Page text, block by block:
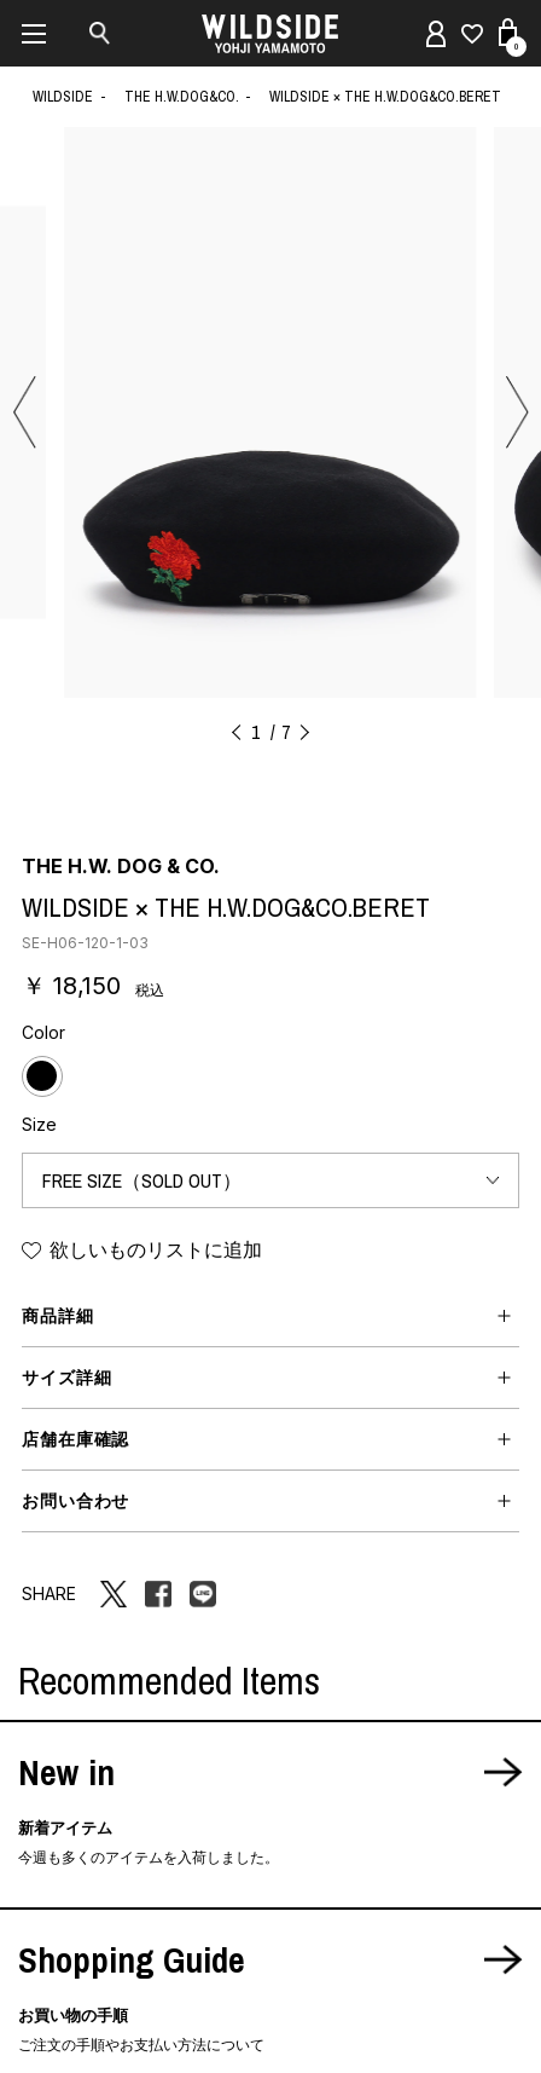
0
WILDSIDE THE H.W.DOG&CO. WILDSIDE × THE H.W.DOG&CO.BERET
1 7
THE H.W. DOG & CO.
WILDSIDE × THE H.W.DOG&CO.BERET
SE-H06-120-1-03
￥ 18,150 税込
Color
Size
欲しいものリストに追加
商品詳細
サイズ詳細
店舗在庫確認
お問い合わせ
SHARE
Recommended Items
New in
新着アイテム
今週も多くのアイテムを入荷しました。
Shopping Guide
お買い物の手順
ご注文の手順やお支払い方法について